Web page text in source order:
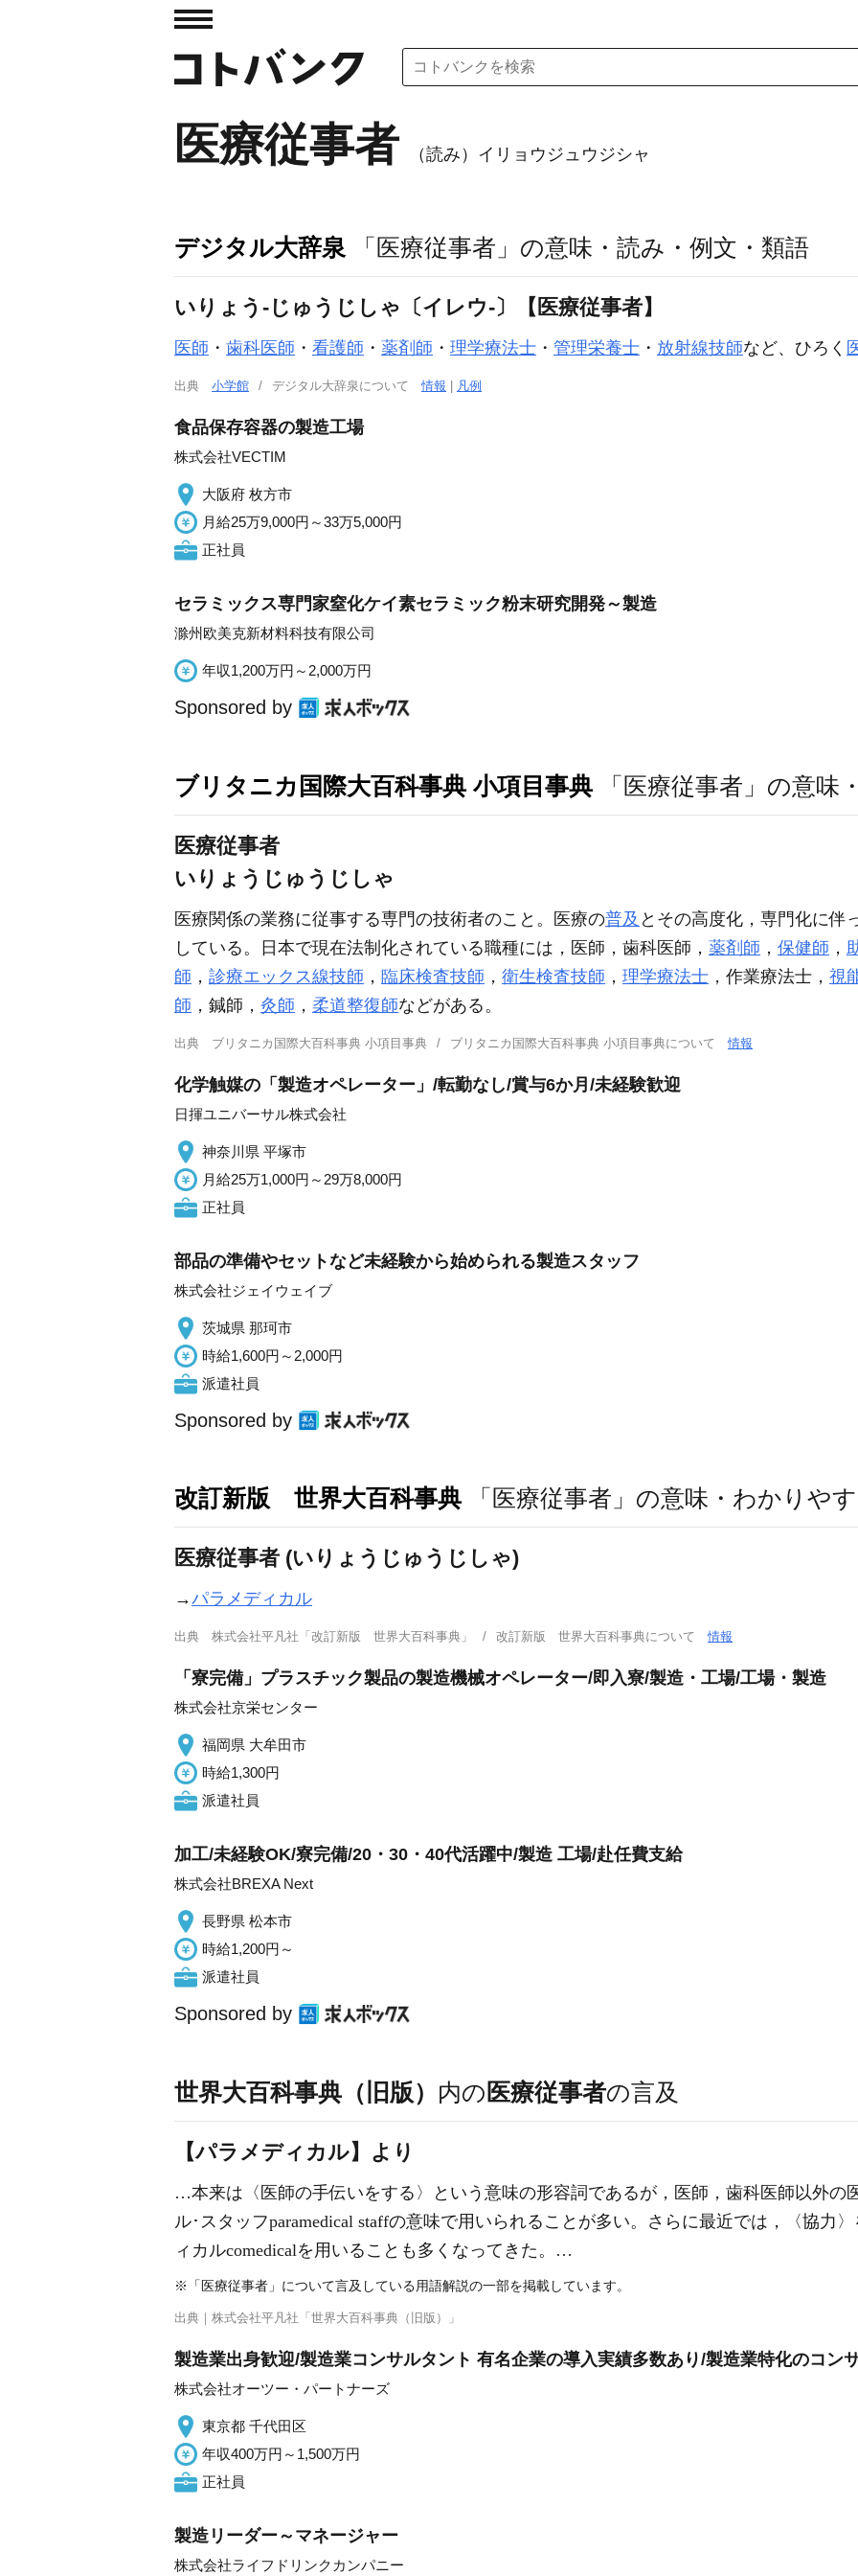
医療従事者 （読み）イリョウジュウジシャ
デジタル大辞泉 「医療従事者」の意味・読み・例文・類語
いりょう‐じゅうじしゃ〔イレウ‐〕【医療従事者】
医師 ・ 歯科医師 ・ 看護師 ・ 薬剤師 ・ 理学療法士 ・ 管理栄養士 ・ 放射線技師など、ひろく
出典 小学館 デジタル大辞泉について情報 凡例
食品保存容器の製造工場
株式会社VECTIM
大阪府 枚方市
月給25万9,000円～33万5,000円
正社員
セラミックス専門家窒化ケイ素セラミック粉末研究開発～製造
滁州欧美克新材料科技有限公司
年収1,200万円～2,000万円
Sponsored by
ブリタニカ国際大百科事典 小項目事典 「医療従事者」の意味
医療従事者
いりょうじゅうじしゃ
医療関係の業務に従事する専門の技術者のこと。医療の普及 とその高度化，専門化に伴
している。日本で現在法制化されている職種には，医師，歯科医師， 薬剤師 ， 保健師 ，
師 ， 診療エックス線技師 ， 臨床検査技師 ， 衛生検査技師 ， 理学療法士 ，作業療法士， 視
師 ，鍼師， 灸師 ， 柔道整復師などがある。
出典 ブリタニカ国際大百科事典 小項目事典 ブリタニカ国際大百科事典 小項目事典について情報
化学触媒の「製造オペレーター」/転勤なし/賞与6か月/未経験歓迎
日揮ユニバーサル株式会社
神奈川県 平塚市
月給25万1,000円～29万8,000円
正社員
部品の準備やセットなど未経験から始められる製造スタッフ
株式会社ジェイウェイブ
茨城県 那珂市
時給1,600円～2,000円
派遣社員
Sponsored by
改訂新版 世界大百科事典 「医療従事者」の意味・わかりや
医療従事者 (いりょうじゅうじしゃ)
→パラメディカル
出典 株式会社平凡社「改訂新版 世界大百科事典」 改訂新版 世界大百科事典について情報
「寮完備」プラスチック製品の製造機械オペレーター/即入寮/製造・工場/工場・製造
株式会社京栄センター
福岡県 大牟田市
時給1,300円
派遣社員
加工/未経験OK/寮完備/20・30・40代活躍中/製造 工場/赴任費支給
株式会社BREXA Next
長野県 松本市
時給1,200円～
派遣社員
Sponsored by
世界大百科事典（旧版） 内の 医療従事者の言及
【パラメディカル】より
…本来は〈医師の手伝いをする〉という意味の形容詞であるが，医師，歯科医師以外の
ル･スタッフparamedical staffの意味で用いられることが多い。さらに最近では，〈協力
ィカルcomedicalを用いることも多くなってきた。…
※「医療従事者」について言及している用語解説の一部を掲載しています。
出典｜ 株式会社平凡社「世界大百科事典（旧版）」
製造業出身歓迎/製造業コンサルタント 有名企業の導入実績多数あり/製造業特化のコン
株式会社オーツー・パートナーズ
東京都 千代田区
年収400万円～1,500万円
正社員
製造リーダー～マネージャー
株式会社ライフドリンクカンパニー